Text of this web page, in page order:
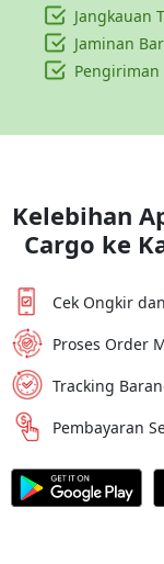
Jangkauan
Jaminan
Pengiriman
Kelebihan
Cargo ke
Cek Ongkir
Proses Order
Tracking
Pembayaran